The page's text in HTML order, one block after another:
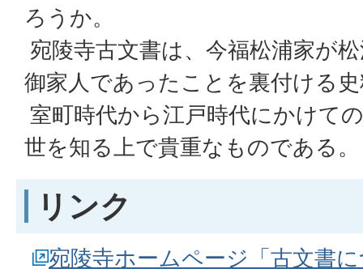
ろうか。
宛陵寺古文書は、今福松浦家が
御家人であったことを裏付ける
室町時代から江戸時代にかけて
世を知る上で貴重なものである。
リンク
宛陵寺ホームページ「古文書